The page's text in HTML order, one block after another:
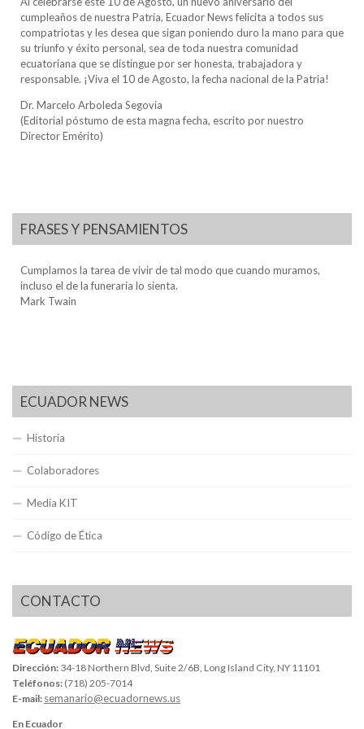
cumpleaños de nuestra Patria, Ecuador News felicita a todos sus
compatriotas y les desea que sigan poniendo duro la mano para que
su triunfo y éxito personal, sea de toda nuestra comunidad
ecuatoriana que se distingue por ser honesta, trabajadora y
responsable. ¡Viva el 10 de Agosto, la fecha nacional de la Patria!
Dr. Marcelo Arboleda Segovia
(Editorial póstumo de esta magna fecha, escrito por nuestro
Director Emérito)
FRASES Y PENSAMIENTOS
Cumplamos la tarea de vivir de tal modo que cuando muramos,
incluso el de la funeraria lo sienta.
Mark Twain
ECUADOR NEWS
Historia
Colaboradores
Media KIT
Código de Ética
CONTACTO
Dirección: 34-18 Northern Blvd, Suite 2/6B, Long Island City, NY 11101
Teléfonos: (718) 205-7014
E-mail: semanario@ecuadornews.us
En Ecuador